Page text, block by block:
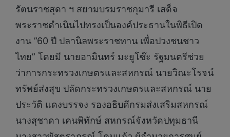
รัตนราชสุดา ฯ สยามบรมราชกุมารี เสด็จ
พระราชดำเนินไปทรงเป็นองค์ประธานในพิธีเปิด
งาน ”60 ปี ปลานิลพระราชทาน เพื่อปวงชนชาว
ไทย” โดยมี นายอามินทร์ มะยูโซ๊ะ รัฐมนตรีช่วย
ว่าการกระทรวงเกษตรและสหกรณ์ นายวิณะโรจน์
ทรัพย์ส่งสุข ปลัดกระทรวงเกษตรและสหกรณ์ นาย
ประวัติ แดงบรรจง รองอธิบดีกรมส่งเสริมสหกรณ์
นางสุชาดา เคนพิทักษ์ สหกรณ์จังหวัดปทุมธานี